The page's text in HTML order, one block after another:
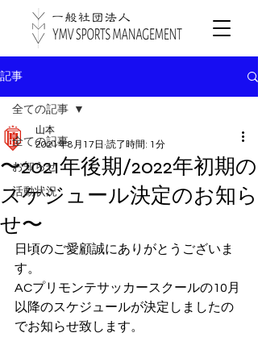
記事
全ての記事
お知らせ
活動状況
全ての記事
〜2021年後期/2022年初期の
スケジュール決定のお知ら
せ〜
山本
2021年8月17日 読了時間: 1分
日頃のご愛顧誠にありがとうございま
す。
ACプリモンテサッカースクールの10月
以降のスケジュールが決定しましたの
でお知らせ致します。